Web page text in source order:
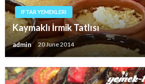
IFTAR YEMEKLERI
Kaymaklı İrmik Tatlısı
admin 20 June 2014